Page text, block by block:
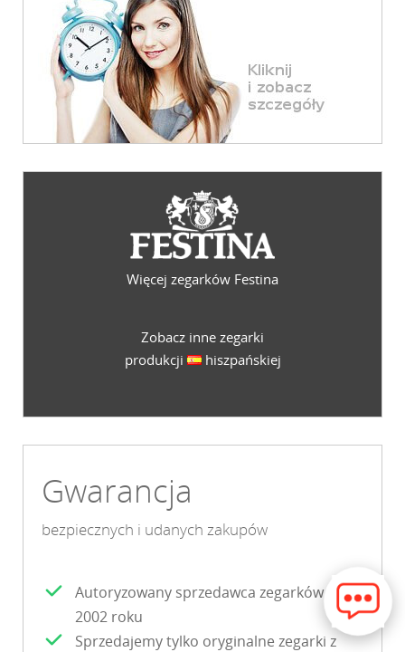
Więcej zegarków Festina
Zobacz inne zegarki
produkcji
hiszpańskiej
Gwarancja
bezpiecznych i udanych zakupów
Autoryzowany sprzedawca zegarków od
2002 roku
Sprzedajemy tylko oryginalne zegarki z